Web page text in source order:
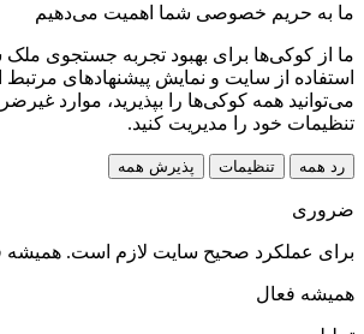
ما به حریم خصوصی شما اهمیت می‌دهیم
ما از کوکی‌ها برای بهبود تجربه جستجوی
استفاده از سایت و نمایش پیشنهادهای مرتبط
می‌توانید همه کوکی‌ها را بپذیرید، موارد
تنظیمات خود را مدیریت کنید.
رد همه تنظیمات پذیرش همه
ضروری
برای عملکرد صحیح سایت لازم است. همیشه
همیشه فعال